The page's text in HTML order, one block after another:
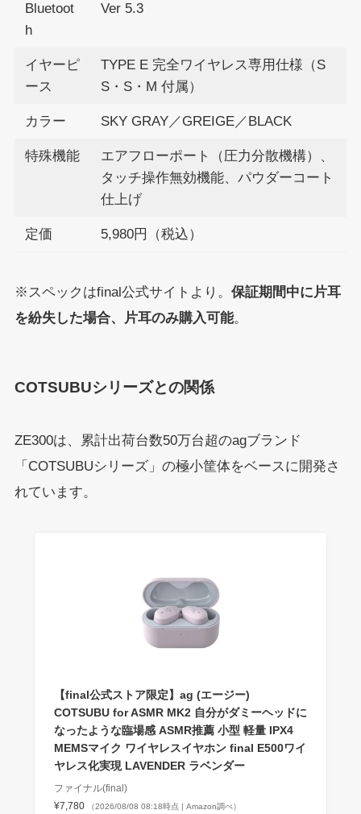
Bluetoot
h
Ver 5.3
イヤーピ
ース
TYPE E 完全ワイヤレス専用仕様（S
S・S・M 付属）
カラー SKY GRAY／GREIGE／BLACK
特殊機能
エアフローポート（圧力分散機構）、
タッチ操作無効機能、パウダーコート
仕上げ
定価 5,980円（税込）
※スペックはfinal公式サイトより。 保証期間中に片耳
を紛失した場合、片耳のみ購入可能。
COTSUBUシリーズとの関係
ZE300は、累計出荷台数50万台超のagブランド
「COTSUBUシリーズ」の極小筐体をベースに開発さ
れています。
【final公式ストア限定】ag (エージー)
COTSUBU for ASMR MK2 自分がダミーヘッドに
なったような臨場感 ASMR推薦 小型 軽量 IPX4
MEMSマイク ワイヤレスイヤホン final E500ワイ
ヤレス化実現 LAVENDER ラベンダー
ファイナル(final)
¥7,780
（2026/08/08 08:18時点 | Amazon調べ）